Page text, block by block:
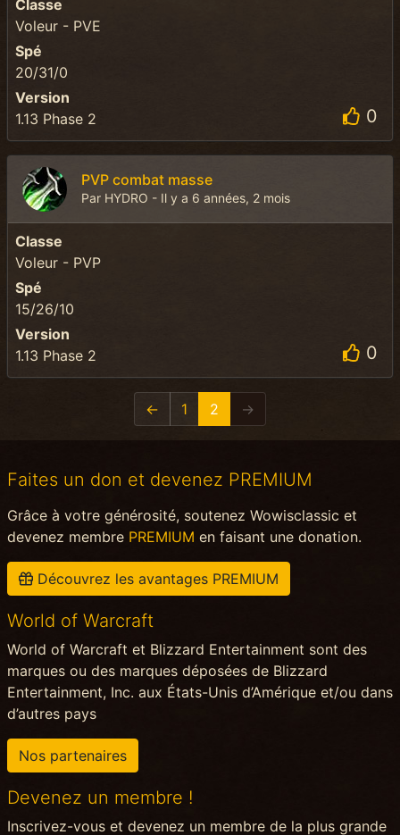
Classe
Voleur - PVE
Spé
20/31/0
Version
1.13 Phase 2
0
PVP combat masse
Par HYDRO - Il y a 6 années, 2 mois
Classe
Voleur - PVP
Spé
15/26/10
Version
1.13 Phase 2
0
← 1 2 →
Faites un don et devenez PREMIUM
Grâce à votre générosité, soutenez Wowisclassic et
devenez membre PREMIUM en faisant une donation.
Découvrez les avantages PREMIUM
World of Warcraft
World of Warcraft et Blizzard Entertainment sont des
marques ou des marques déposées de Blizzard
Entertainment, Inc. aux États-Unis d’Amérique et/ou dans
d’autres pays
Nos partenaires
Devenez un membre !
Inscrivez-vous et devenez un membre de la plus grande